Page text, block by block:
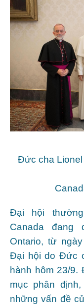
Đức cha Lionel
Đại hội
Canada đang
Ontario, từ
Đại hội do Đức
hành hôm 23/9.
mục phân
những vấn đề